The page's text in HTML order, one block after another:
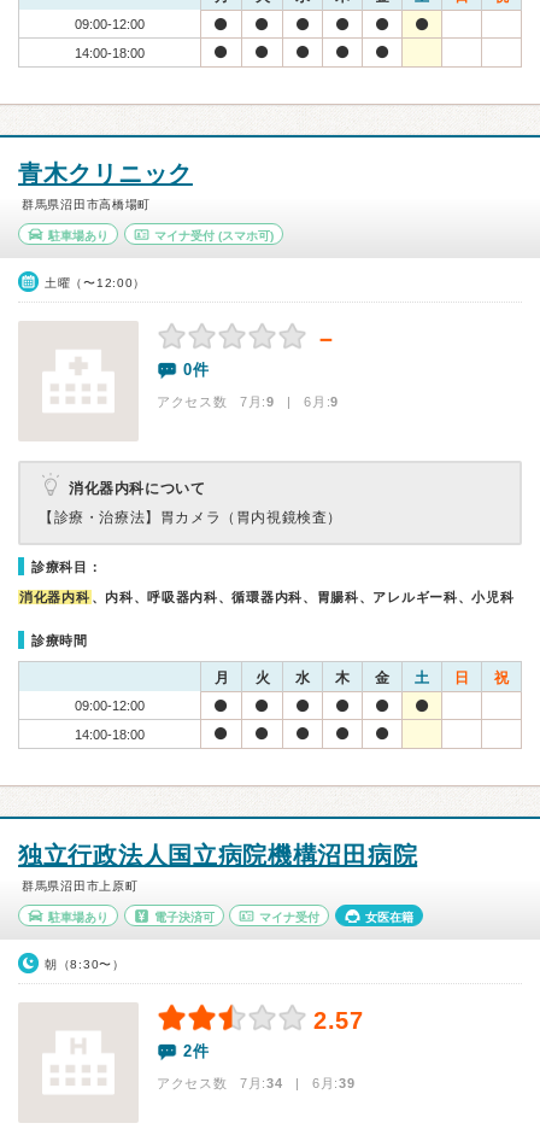
09:00-12:00
14:00-18:00
青木クリニック
群馬県沼田市高橋場町
駐車場あり マイナ受付(スマホ可)
土曜（〜12:00）
－
0件
アクセス数 7月:9 | 6月:9
消化器内科について
【診療・治療法】 胃カメラ（胃内視鏡検査）
診療科目：
消化器内科 、内科、呼吸器内科、循環器内科、胃腸科、アレルギー科、小児科
診療時間
月 火 水 木 金 土 日 祝
09:00-12:00
14:00-18:00
独立行政法人国立病院機構沼田病院
群馬県沼田市上原町
駐車場あり 電子決済可 マイナ受付 女医在籍
朝（8:30〜）
2.57
2件
アクセス数 7月:34 | 6月:39